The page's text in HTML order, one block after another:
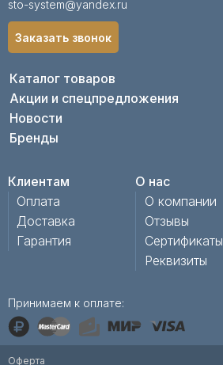
Каталог товаров
Акции и спецпредложения
Новости
Бренды
Клиентам
Оплата
Доставка
Гарантия
О нас
О компании
Отзывы
Сертификаты
Реквизиты
sto-system@yandex.ru
Принимаем к оплате:
Заказать звонок
Оферта